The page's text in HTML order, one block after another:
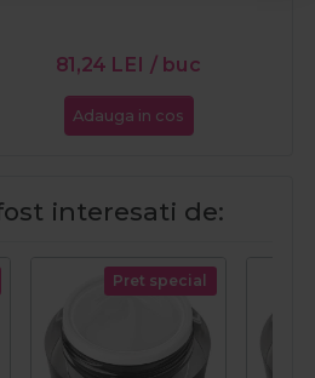
81,24 LEI / buc
Adauga in cos
interesati de:
Pret special